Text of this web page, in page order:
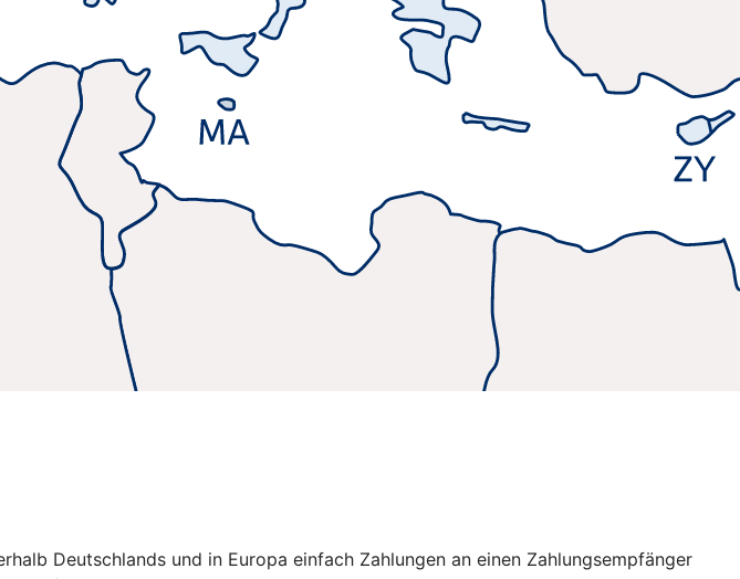
Deutschlands und in Europa einfach Zahlungen an einen Zahlungsempfänger